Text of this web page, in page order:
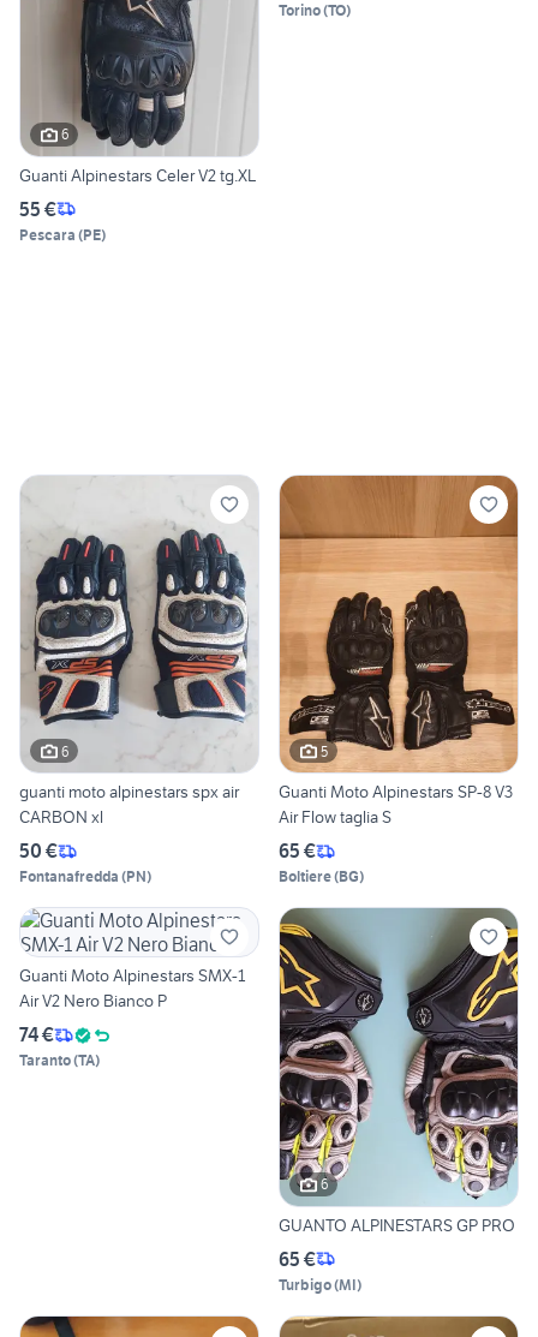
6
Guanti Alpinestars Celer V2 tg.XL
55 €
Pescara (PE)
Torino(TO)
6
guanti moto alpinestars spx air
CARBON xl
50 €
Fontanafredda (PN)
5
Guanti Moto Alpinestars SP-8 V3
Air Flow taglia S
65 €
Boltiere(BG)
Guanti Moto Alpinestars SMX-1
Air V2 Nero Bianco P
74 €
Taranto(TA)
6
GUANTO ALPINESTARS GP PRO
65 €
Turbigo(MI)